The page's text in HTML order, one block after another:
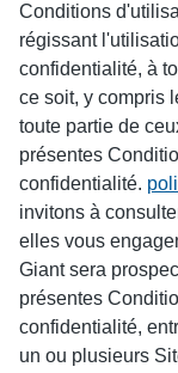
Conditions
régissant
confidentialité, à
ce soit, y compris
toute partie de
présentes
confidentialité.
invitons à
elles vous
Giant sera
présentes
confidentialité,
un ou plusieurs